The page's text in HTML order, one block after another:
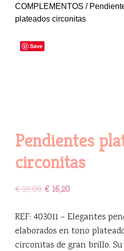
COMPLEMENTOS /
plateados circonitas
Save
Pendientes
circonitas
€27,00€ 16,20
REF: 403011 – Elegantes
elaborados en tono
circonitas de gran brillo. Su